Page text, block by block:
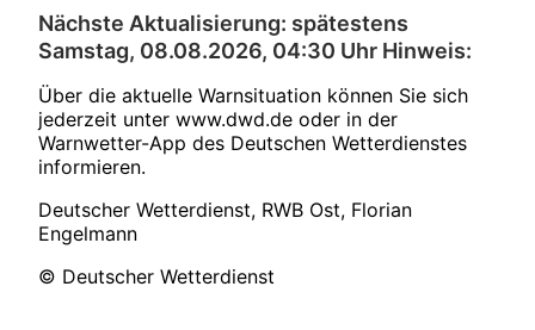
Nächste Aktualisierung: spätestens
Samstag, 08.08.2026, 04:30 Uhr Hinweis:
Über die aktuelle Warnsituation können Sie sich
jederzeit unter www.dwd.de oder in der
Warnwetter-App des Deutschen Wetterdienstes
informieren.
Deutscher Wetterdienst, RWB Ost, Florian
Engelmann
© Deutscher Wetterdienst